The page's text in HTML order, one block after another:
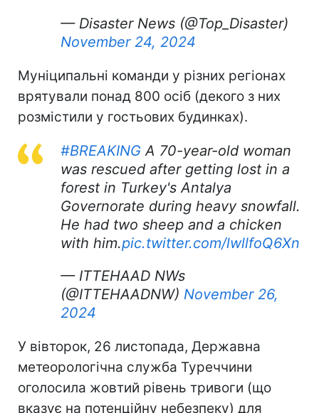
— Disaster News (@Top_Disaster)
November 24, 2024
Муніципальні команди у різних регіонах
врятували понад 800 осіб (декого з них
розмістили у гостьових будинках).
#BREAKING A 70-year-old woman
was rescued after getting lost in a
forest in Turkey's Antalya
Governorate during heavy snowfall.
He had two sheep and a chicken
with him.pic.twitter.com/lwllfoQ6Xn
— ITTEHAAD NWs
(@ITTEHAADNW) November 26,
2024
У вівторок, 26 листопада, Державна
метеорологічна служба Туреччини
оголосила жовтий рівень тривоги (що
вказує на потенційну небезпеку) для